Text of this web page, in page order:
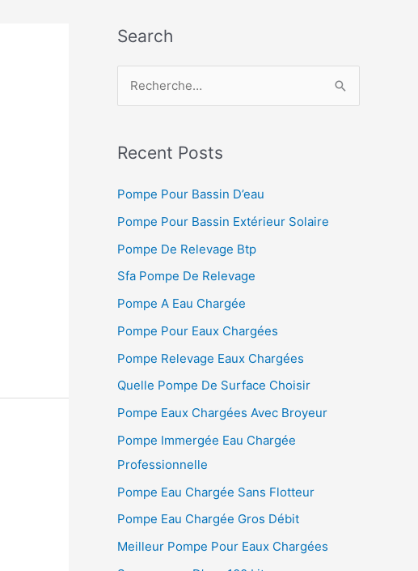
Search
h
r
c
h
e
r
Recent Posts
Pompe Pour Bassin D’eau
Pompe Pour Bassin Extérieur Solaire
Pompe De Relevage Btp
Sfa Pompe De Relevage
Pompe A Eau Chargée
Pompe Pour Eaux Chargées
Pompe Relevage Eaux Chargées
Quelle Pompe De Surface Choisir
Pompe Eaux Chargées Avec Broyeur
Pompe Immergée Eau Chargée
Professionnelle
Pompe Eau Chargée Sans Flotteur
Pompe Eau Chargée Gros Débit
Meilleur Pompe Pour Eaux Chargées